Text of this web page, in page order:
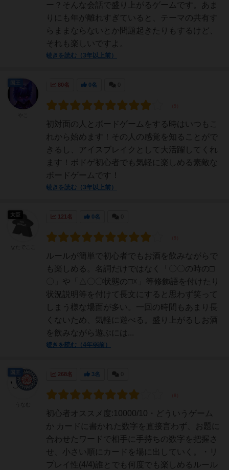
ー？そんな会話で盛り上がるゲームです。あま
りにも年が離れすぎていると、テーマの共有す
らままならないとか問題起きたりもするけど、
それも楽しいですよ。
続きを読む（3年以上前）
80名 0名
初対面の人とボードゲームをする時はいつもこ
れから始めます！その人の感覚を知ることがで
きるし、アイスブレイクとして大活躍してくれ
ます！ボドゲ初心者でも気軽に楽しめる素敵な
ボードゲームです！
続きを読む（3年以上前）
国王
121名 0名
ルールが簡単で初心者でもお酒を飲みながらで
も楽しめる。名詞だけではなく「〇〇の時の□
〇」や「△〇〇状態の□☓」等修飾語を付けたり
状況説明等を付けて長文にすると思わず笑って
しまう様な場面が多い。一回の時間もあまり長
くないため、気軽に遊べる。盛り上がるしお酒
を飲みながら遊ぶには...
続きを読む（4年弱前）
大臣
268名 3名
初心者オススメ度:10000/10・どういうゲーム
か カードに書かれた数字を直接言わず、お題に
合わせたワードで相手に手持ちの数字を把握さ
せ、小さい順にカードを場に出していく。・リ
プレイ性(4/4)誰とでも何度でも楽しめるルール
国王